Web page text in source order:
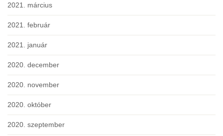
2021. március
2021. február
2021. január
2020. december
2020. november
2020. október
2020. szeptember